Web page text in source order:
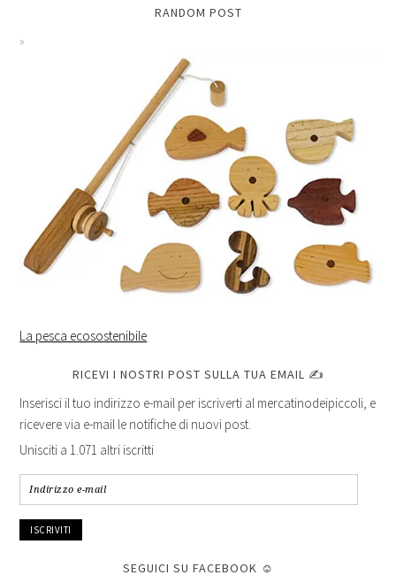
RANDOM POST
La pesca ecosostenibile
RICEVI I NOSTRI POST SULLA TUA EMAIL ✍
Inserisci il tuo indirizzo e-mail per iscriverti al mercatinodeipiccoli, e
ricevere via e-mail le notifiche di nuovi post.
Unisciti a 1.071 altri iscritti
Indirizzo
e-
mail
SEGUICI SU FACEBOOK ☺